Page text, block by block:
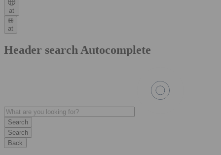
at
at
Header search Autocomplete
Search
Back